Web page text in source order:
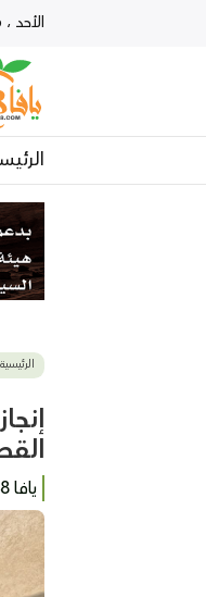
الأحد ، 26 صفر ، 1448
الرئيسية
يافا 48